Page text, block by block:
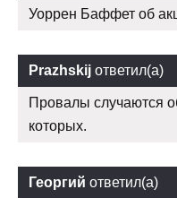
Уоррен Баффет об
Prazhskij ответил(а)
Провалы случаются
которых.
Георгий ответил(а)